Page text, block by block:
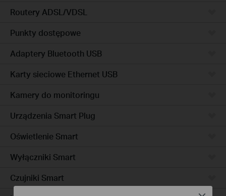
Routery ADSL/VDSL
Punkty dostępowe
Adaptery Bluetooth USB
Karty sieciowe Ethernet USB
Kamery do monitoringu
Urządzenia Smart Plug
Oświetlenie Smart
Wyłączniki Smart
Czujniki Smart